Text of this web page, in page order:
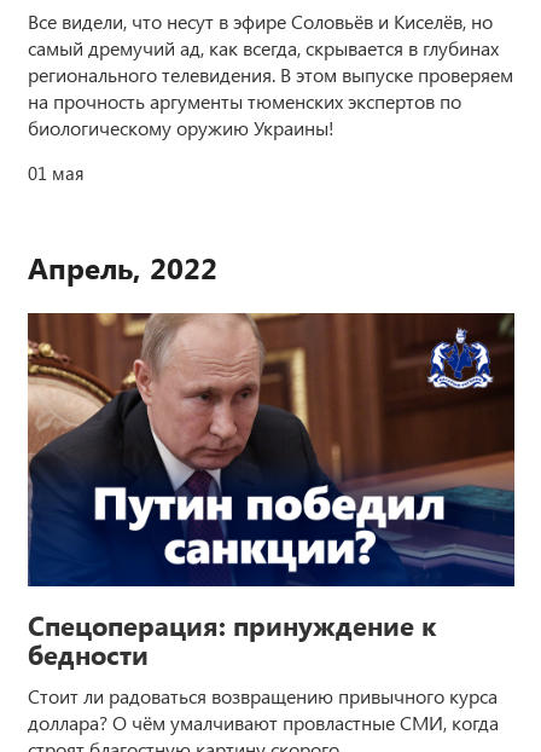
Все видели, что несут в эфире Соловьёв и Киселёв, но
самый дремучий ад, как всегда, скрывается в глубинах
регионального телевидения. В этом выпуске проверяем
на прочность аргументы тюменских экспертов по
биологическому оружию Украины!
01 мая
Апрель, 2022
Спецоперация: принуждение к
бедности
Стоит ли радоваться возвращению привычного курса
доллара? О чём умалчивают провластные СМИ, когда